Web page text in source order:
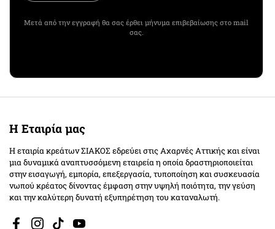
Μετά από την εγγραφή θα σας έρθει μήνυμα επιβεβαίωσης στο mail
σας.
Η Εταιρία μας
Η εταιρία κρεάτων ΣΙΑΚΟΣ εδρεύει στις Αχαρνές Αττικής και είναι
μια δυναμικά αναπτυσσόμενη εταιρεία η οποία δραστηριοποιείται
στην εισαγωγή, εμπορία, επεξεργασία, τυποποίηση και συσκευασία
νωπού κρέατος δίνοντας έμφαση στην υψηλή ποιότητα, την γεύση
και την καλύτερη δυνατή εξυπηρέτηση του καταναλωτή.